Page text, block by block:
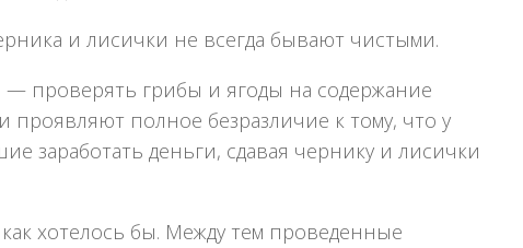
и лисички не всегда бывают чистыми.
— проверять грибы и ягоды на содержание
полное безразличие к тому, что у
заработать деньги, сдавая чернику и лисички
хотелось бы. Между тем проведенные